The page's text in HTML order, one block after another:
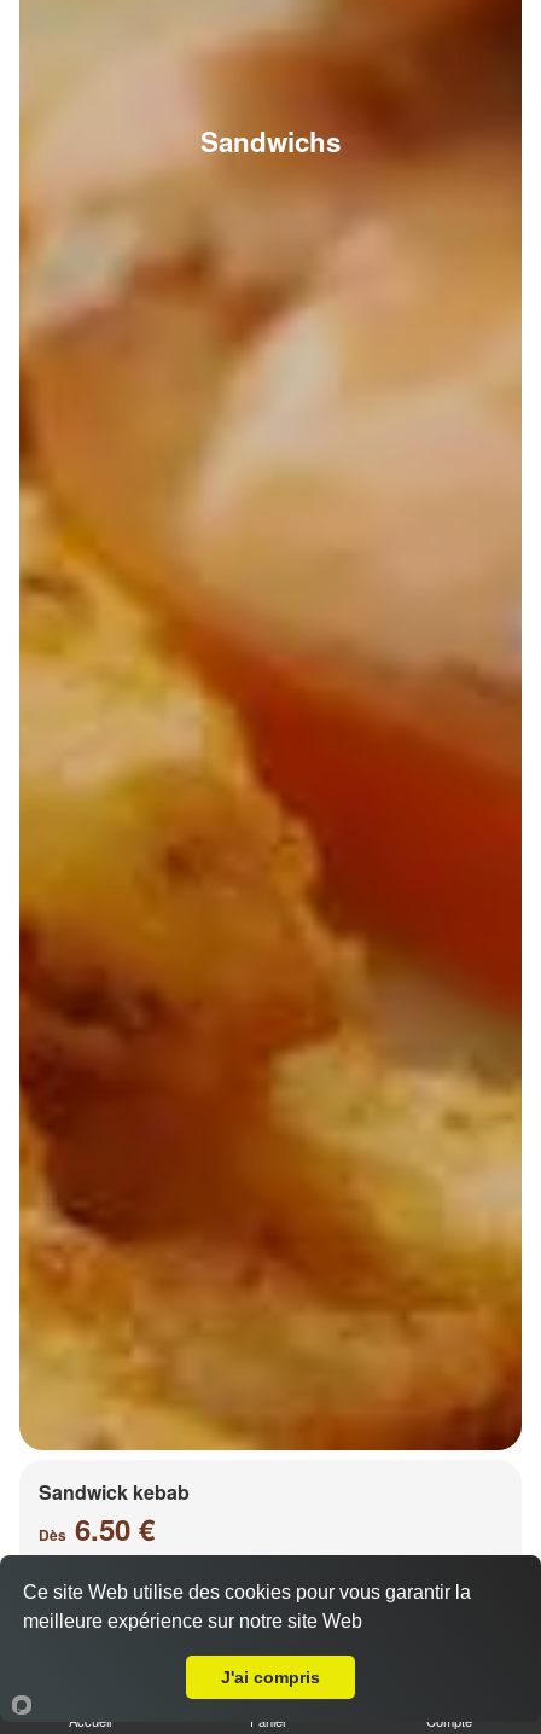
Sandwichs
Sandwick kebab
Dès 6.50 €
Salade, tomates, oignons, chou, carottes
Accueil Panier Compte
Ce site Web utilise des cookies pour vous garantir la
meilleure expérience sur notre site Web
J'ai compris